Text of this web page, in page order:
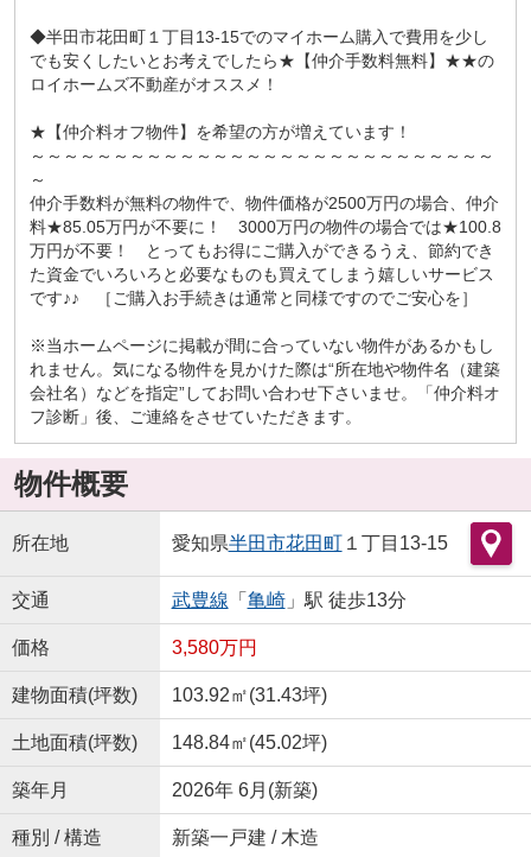
◆半田市花田町１丁目13-15でのマイホーム購入で費用を少し
でも安くしたいとお考えでしたら★【仲介手数料無料】★★の
ロイホームズ不動産がオススメ！
★【仲介料オフ物件】を希望の方が増えています！
～～～～～～～～～～～～～～～～～～～～～～～～～～～～
～
仲介手数料が無料の物件で、物件価格が2500万円の場合、仲介
料★85.05万円が不要に！ 3000万円の物件の場合では★100.8
万円が不要！ とってもお得にご購入ができるうえ、節約でき
た資金でいろいろと必要なものも買えてしまう嬉しいサービス
です♪♪ ［ご購入お手続きは通常と同様ですのでご安心を］
※当ホームページに掲載が間に合っていない物件があるかもし
れません。気になる物件を見かけた際は“所在地や物件名（建築
会社名）などを指定”してお問い合わせ下さいませ。「仲介料オ
フ診断」後、ご連絡をさせていただきます。
物件概要
所在地 愛知県半田市花田町１丁目13-15
交通 武豊線 「 亀崎」駅 徒歩13分
価格 3,580万円
建物面積(坪数) 103.92㎡(31.43坪)
土地面積(坪数) 148.84㎡(45.02坪)
築年月 2026年 6月(新築)
種別 / 構造 新築一戸建 / 木造